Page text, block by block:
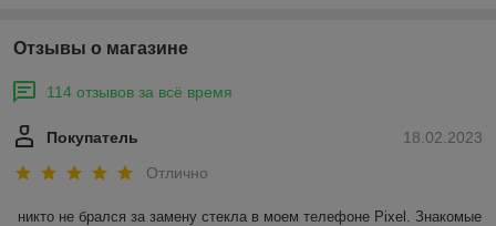
Отзывы о магазине
114 отзывов за всё время
18.02.2023
Покупатель
Отлично
никто не брался за замену стекла в моем телефоне Pixel. Знакомые